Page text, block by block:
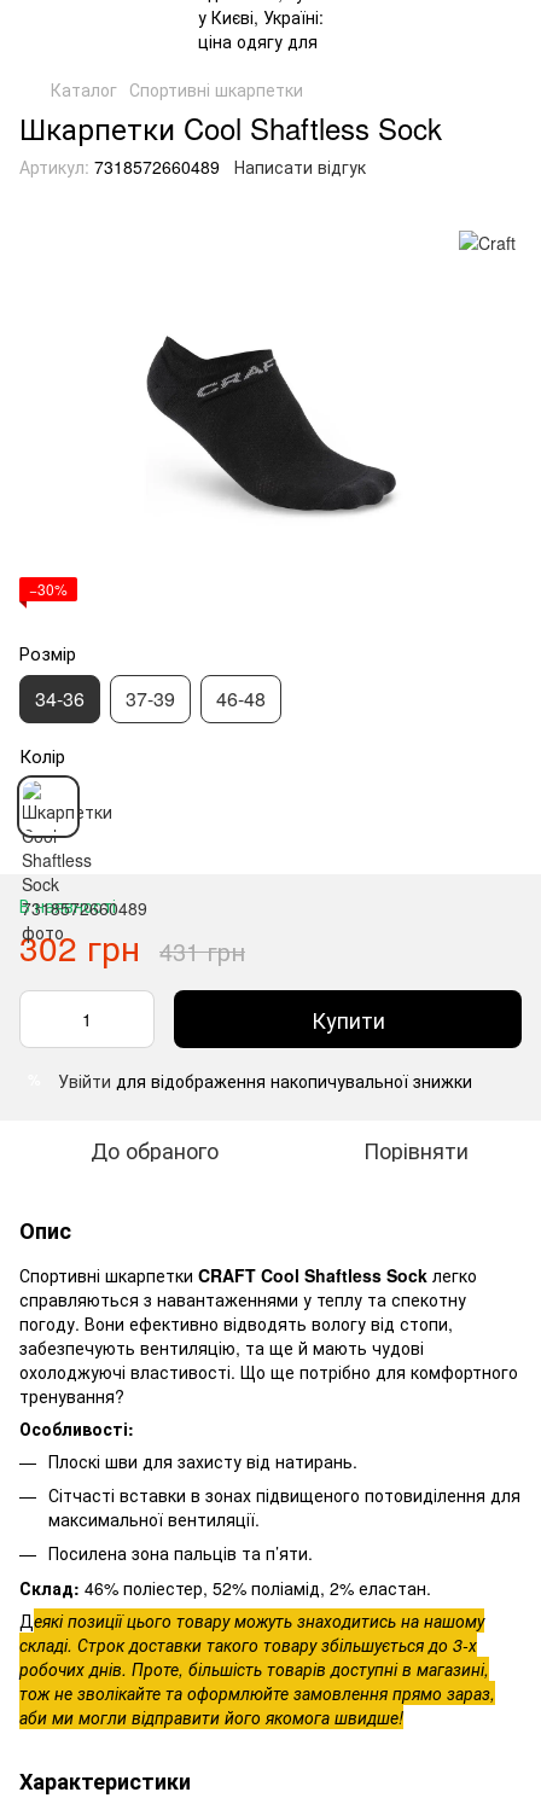
Каталог Спортивні шкарпетки
Шкарпетки Cool Shaftless Sock
Артикул: 7318572660489 Написати відгук
−30%
Розмір
34-36 37-39 46-48
Колір
В наявності
302 грн 431 грн
Купити
Увійти для відображення накопичувальної знижки
До обраного Порівняти
Опис
Спортивні шкарпетки CRAFT Cool Shaftless Sock легко
справляються з навантаженнями у теплу та спекотну
погоду. Вони ефективно відводять вологу від стопи,
забезпечують вентиляцію, та ще й мають чудові
охолоджуючі властивості. Що ще потрібно для комфортного
тренування?
Особливості:
Плоскі шви для захисту від натирань.
Сітчасті вставки в зонах підвищеного потовиділення для
максимальної вентиляції.
Посилена зона пальців та п’яти.
Склад: 46% поліестер, 52% поліамід, 2% еластан.
Деякі позиції цього товару можуть знаходитись на нашому
складі. Строк доставки такого товару збільшується до 3-х
робочих днів. Проте, більшість товарів доступні в магазині,
тож не зволікайте та оформлюйте замовлення прямо зараз,
аби ми могли відправити його якомога швидше!
Характеристики